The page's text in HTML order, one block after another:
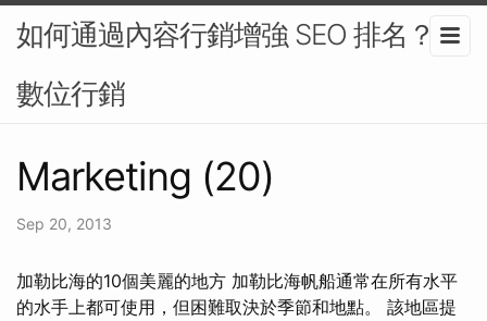
如何通過內容行銷增強 SEO 排名？-
數位行銷
Marketing (20)
Sep 20, 2013
加勒比海的10個美麗的地方 加勒比海帆船通常在所有水平
的水手上都可使用，但困難取決於季節和地點。 該地區提